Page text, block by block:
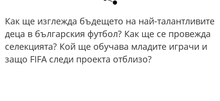
Как ще изглежда бъдещето на най-талантливите
деца в българския футбол? Как ще се провежда
селекцията? Кой ще обучава младите играчи и
защо FIFA следи проекта отблизо?